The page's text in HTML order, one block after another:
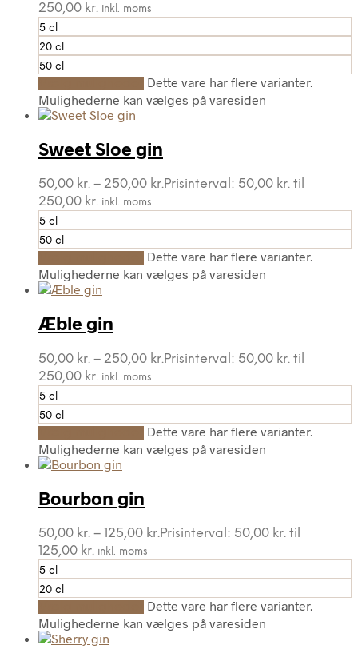
250,00 kr. inkl. moms
5 cl
20 cl
50 cl
Dette vare har flere varianter.
Mulighederne kan vælges på varesiden
Sweet Sloe gin
50,00 kr. – 250,00 kr.Prisinterval: 50,00 kr. til
250,00 kr. inkl. moms
5 cl
50 cl
Dette vare har flere varianter.
Mulighederne kan vælges på varesiden
Æble gin
50,00 kr. – 250,00 kr.Prisinterval: 50,00 kr. til
250,00 kr. inkl. moms
5 cl
50 cl
Dette vare har flere varianter.
Mulighederne kan vælges på varesiden
Bourbon gin
50,00 kr. – 125,00 kr.Prisinterval: 50,00 kr. til
125,00 kr. inkl. moms
5 cl
20 cl
Dette vare har flere varianter.
Mulighederne kan vælges på varesiden